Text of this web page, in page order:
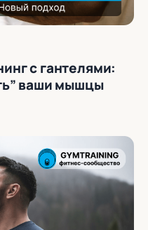
с гантелями:
ваши мышцы